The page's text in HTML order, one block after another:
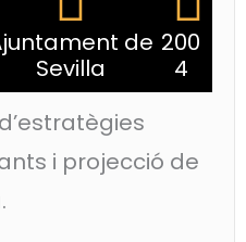
de
Sevilla
200
4
i projecció de